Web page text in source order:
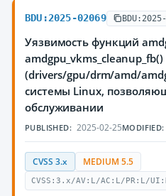
BDU:2025-02069
Уязвимость функций
amdgpu_vkms_cleanup_fb()
(drivers/gpu/drm/amd/
системы Linux,
обслуживании
PUBLISHED: 2025-02-25MODIFIED:
CVSS 3.x MEDIUM 5.5
CVSS:3.x/AV:L/AC:L/PR:L/